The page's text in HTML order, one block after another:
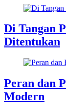
Di Tangan
Ditentukan
Peran dan
Modern